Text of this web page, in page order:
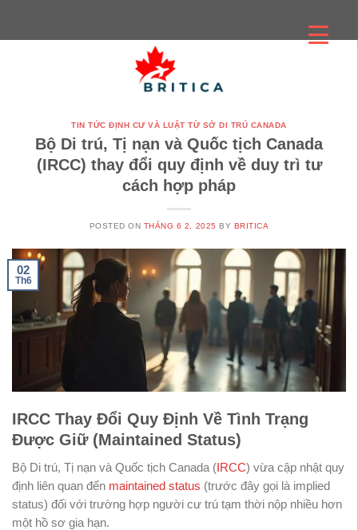
TIN TỨC ĐỊNH CƯ VÀ LUẬT TỪ SỞ DI TRÚ CANADA
Bộ Di trú, Tị nạn và Quốc tịch Canada
(IRCC) thay đổi quy định về duy trì tư
cách hợp pháp
POSTED ON THÁNG 6 2, 2025 BY BRITICA
02
Th6
IRCC Thay Đổi Quy Định Về Tình Trạng
Được Giữ (Maintained Status)
Bộ Di trú, Tị nạn và Quốc tịch Canada (IRCC) vừa cập nhật quy
định liên quan đến maintained status (trước đây gọi là implied
status) đối với trường hợp người cư trú tạm thời nộp nhiều hơn
một hồ sơ gia hạn.